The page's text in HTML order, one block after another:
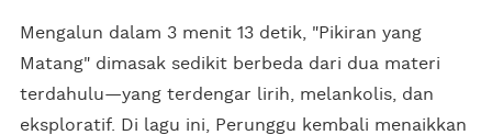
Mengalun dalam 3 menit 13 detik, "Pikiran yang
Matang" dimasak sedikit berbeda dari dua materi
terdahulu—yang terdengar lirih, melankolis, dan
eksploratif. Di lagu ini, Perunggu kembali menaikkan